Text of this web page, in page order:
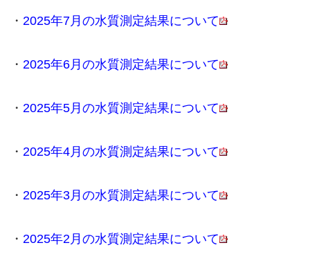
・ 2025年7月の水質測定結果について
・ 2025年6月の水質測定結果について
・ 2025年5月の水質測定結果について
・ 2025年4月の水質測定結果について
・ 2025年3月の水質測定結果について
・ 2025年2月の水質測定結果について